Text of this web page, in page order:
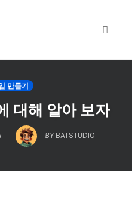
만들기
대해 알아 보자
COMMENTS
BY BATSTUDIO